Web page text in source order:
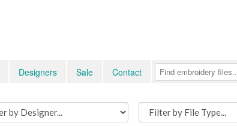
Designers Sale Contact